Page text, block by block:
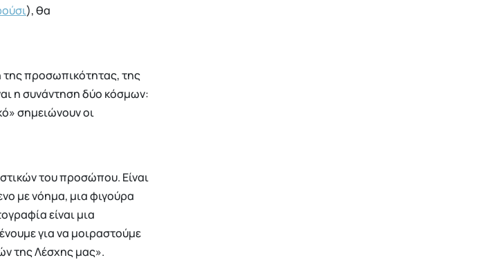
), θα
της προσωπικότητας, της
η συνάντηση δύο κόσμων:
σημειώνουν οι
του προσώπου. Είναι
με νόημα, μια φιγούρα
είναι μια
για να μοιραστούμε
της Λέσχης μας».